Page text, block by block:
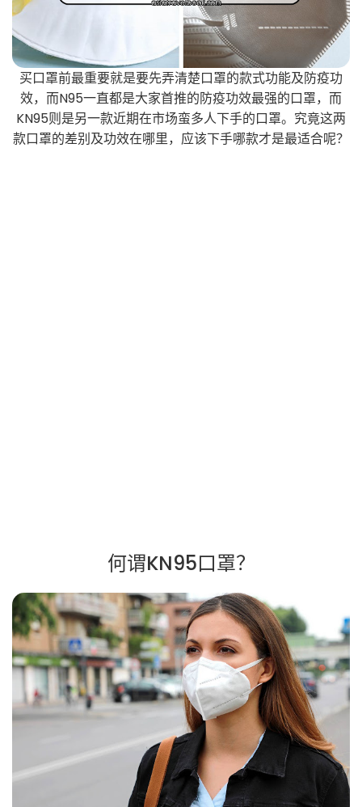
买口罩前最重要就是要先弄清楚口罩的款式功能及防疫功
效，而N95一直都是大家首推的防疫功效最强的口罩，而
KN95则是另一款近期在市场蛮多人下手的口罩。究竟这两
款口罩的差别及功效在哪里，应该下手哪款才是最适合呢？
何谓KN95口罩？